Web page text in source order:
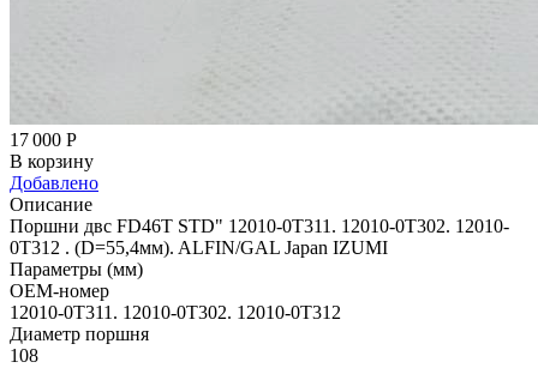
17 000 Р
В корзину
Добавлено
Описание
Поршни двс FD46T STD" 12010-0T311. 12010-0T302. 12010-
0T312 . (D=55,4мм). ALFIN/GAL Japan IZUMI
Параметры (мм)
OEM-номер
12010-0T311. 12010-0T302. 12010-0T312
Диаметр поршня
108